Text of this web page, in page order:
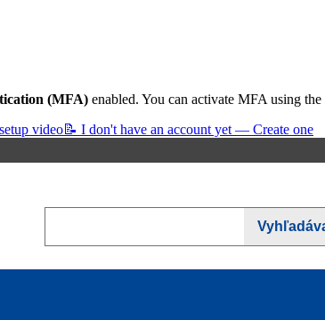
(MFA) enabled. You can activate MFA using the
video📝 I don't have an account yet — Create one